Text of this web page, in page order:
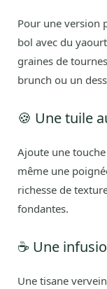
Pour une version
bol avec du
graines de
brunch ou un
🍪 Une tuile
Ajoute une
même une
richesse de
fondantes.
☕ Une
Une tisane